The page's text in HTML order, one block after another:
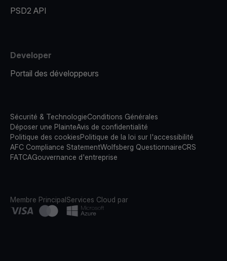
PSD2 API
Developer
Portail des développeurs
Sécurité & TechnologieConditions Générales
Déposer une PlainteAvis de confidentialité
Politique des cookiesPolitique de la loi sur l'accessibilité
AFC Compliance StatementWolfsberg QuestionnaireCRS
FATCAGouvernance d'entreprise
Membre PrincipalServices Cloud par